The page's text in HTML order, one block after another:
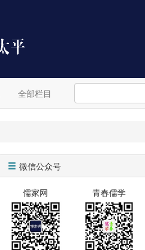
全部栏目
微信公众号
儒家网 青春儒学